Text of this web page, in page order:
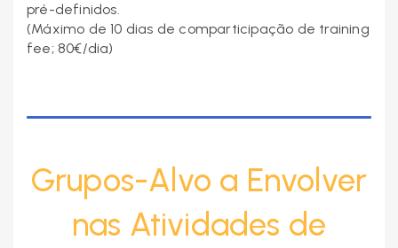
pré-definidos.
(Máximo de 10 dias de comparticipação de training
fee; 80€/dia)
Grupos-Alvo a Envolver
nas Atividades de